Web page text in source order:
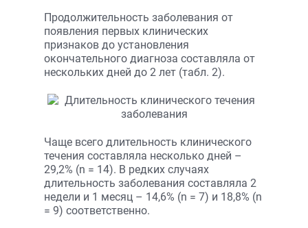
Продолжительность заболевания от
появления первых клинических
признаков до установления
окончательного диагноза составляла от
нескольких дней до 2 лет (табл. 2).
Чаще всего длительность клинического
течения составляла несколько дней –
29,2% (n = 14). В редких случаях
длительность заболевания составляла 2
недели и 1 месяц – 14,6% (n = 7) и 18,8% (n
= 9) соответственно.